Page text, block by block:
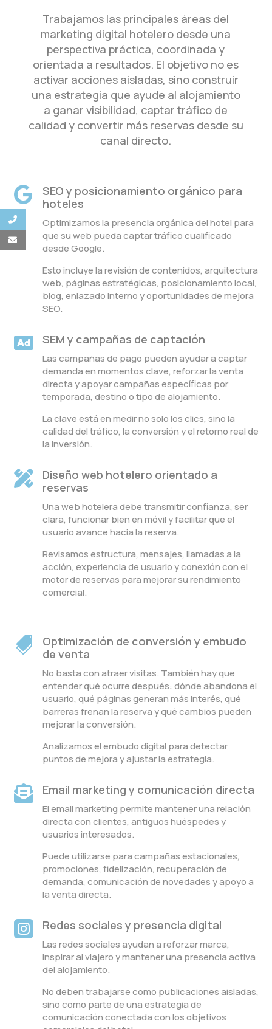
Trabajamos las principales áreas del
marketing digital hotelero desde una
perspectiva práctica, coordinada y
orientada a resultados. El objetivo no es
activar acciones aisladas, sino construir
una estrategia que ayude al alojamiento
a ganar visibilidad, captar tráfico de
calidad y convertir más reservas desde su
canal directo.

SEO y posicionamiento orgánico para
hoteles
Optimizamos la presencia orgánica del hotel para
que su web pueda captar tráfico cualificado
desde Google.
Esto incluye la revisión de contenidos, arquitectura
web, páginas estratégicas, posicionamiento local,
blog, enlazado interno y oportunidades de mejora
SEO.
 SEM y campañas de captación
Las campañas de pago pueden ayudar a captar
demanda en momentos clave, reforzar la venta
directa y apoyar campañas específicas por
temporada, destino o tipo de alojamiento.
La clave está en medir no solo los clics, sino la
calidad del tráfico, la conversión y el retorno real de
la inversión.

Diseño web hotelero orientado a
reservas
Una web hotelera debe transmitir confianza, ser
clara, funcionar bien en móvil y facilitar que el
usuario avance hacia la reserva.
Revisamos estructura, mensajes, llamadas a la
acción, experiencia de usuario y conexión con el
motor de reservas para mejorar su rendimiento
comercial.

Optimización de conversión y embudo
de venta
No basta con atraer visitas. También hay que
entender qué ocurre después: dónde abandona el
usuario, qué páginas generan más interés, qué
barreras frenan la reserva y qué cambios pueden
mejorar la conversión.
Analizamos el embudo digital para detectar
puntos de mejora y ajustar la estrategia.
 Email marketing y comunicación directa
El email marketing permite mantener una relación
directa con clientes, antiguos huéspedes y
usuarios interesados.
Puede utilizarse para campañas estacionales,
promociones, fidelización, recuperación de
demanda, comunicación de novedades y apoyo a
la venta directa.
 Redes sociales y presencia digital
Las redes sociales ayudan a reforzar marca,
inspirar al viajero y mantener una presencia activa
del alojamiento.
No deben trabajarse como publicaciones aisladas,
sino como parte de una estrategia de
comunicación conectada con los objetivos